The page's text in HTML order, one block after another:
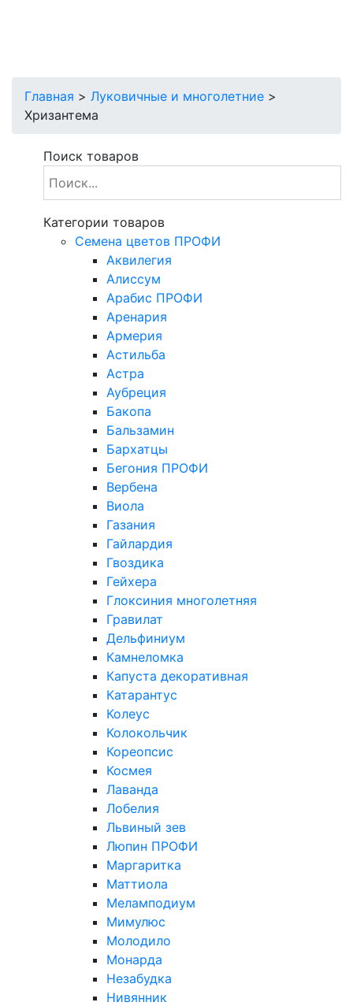
Главная > Луковичные и многолетние >
Хризантема
Поиск товаров
Категории товаров
Cемена цветов ПРОФИ
Аквилегия
Алиссум
Арабис ПРОФИ
Аренария
Армерия
Астильба
Астра
Аубреция
Бакопа
Бальзамин
Бархатцы
Бегония ПРОФИ
Вербена
Виола
Газания
Гайлардия
Гвоздика
Гейхера
Глоксиния многолетняя
Гравилат
Дельфиниум
Камнеломка
Капуста декоративная
Катарантус
Колеус
Колокольчик
Кореопсис
Космея
Лаванда
Лобелия
Львиный зев
Люпин ПРОФИ
Маргаритка
Маттиола
Меламподиум
Мимулюс
Молодило
Монарда
Незабудка
Нивянник